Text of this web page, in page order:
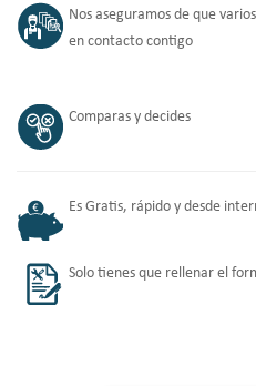
Nos aseguramos de que
en contacto contigo
Comparas y decides
Es Gratis, rápido y desde
Solo tienes que rellenar el